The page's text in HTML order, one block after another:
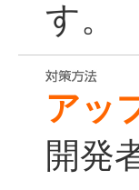
す。
アッ
開発